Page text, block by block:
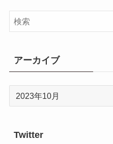
アーカイブ
Twitter